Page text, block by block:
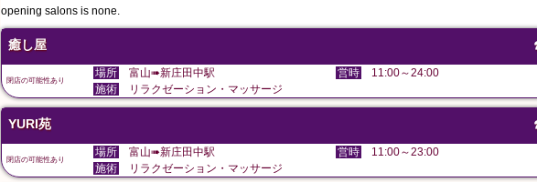
opening salons is none.
癒し屋
閉店の可能性あり
場所 富山➠新庄田中駅 営時 11:00～24:00
施術 リラクゼーション・マッサージ
YURI苑
閉店の可能性あり
場所 富山➠新庄田中駅 営時 11:00～23:00
施術 リラクゼーション・マッサージ